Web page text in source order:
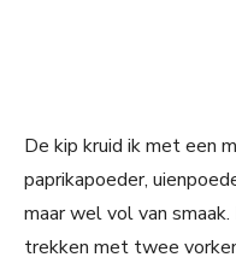
De kip kruid ik met een
paprikapoeder,
maar wel vol van
trekken met twee